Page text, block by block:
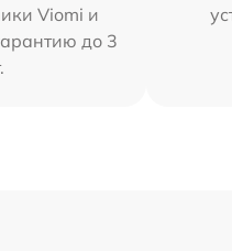
Viomi и
до 3